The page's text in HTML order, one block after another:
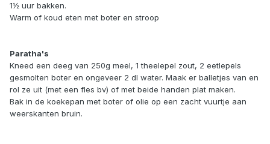
1½ uur bakken.
Warm of koud eten met boter en stroop
Paratha's
Kneed een deeg van 250g meel, 1 theelepel zout, 2 eetlepels
gesmolten boter en ongeveer 2 dl water. Maak er balletjes van en
rol ze uit (met een fles bv) of met beide handen plat maken.
Bak in de koekepan met boter of olie op een zacht vuurtje aan
weerskanten bruin.